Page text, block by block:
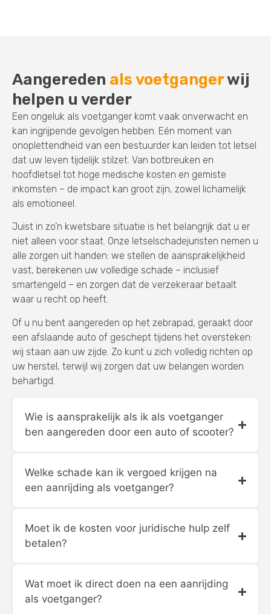
Aangereden als voetgangerwij
helpen u verder
Een ongeluk als voetganger komt vaak onverwacht en
kan ingrijpende gevolgen hebben. Eén moment van
onoplettendheid van een bestuurder kan leiden tot letsel
dat uw leven tijdelijk stilzet. Van botbreuken en
hoofdletsel tot hoge medische kosten en gemiste
inkomsten – de impact kan groot zijn, zowel lichamelijk
als emotioneel.
Juist in zo’n kwetsbare situatie is het belangrijk dat u er
niet alleen voor staat. Onze letselschadejuristen nemen u
alle zorgen uit handen: we stellen de aansprakelijkheid
vast, berekenen uw volledige schade – inclusief
smartengeld – en zorgen dat de verzekeraar betaalt
waar u recht op heeft.
Of u nu bent aangereden op het zebrapad, geraakt door
een afslaande auto of geschept tijdens het oversteken:
wij staan aan uw zijde. Zo kunt u zich volledig richten op
uw herstel, terwijl wij zorgen dat uw belangen worden
behartigd.
Wie is aansprakelijk als ik als voetganger
ben aangereden door een auto of scooter?
Welke schade kan ik vergoed krijgen na
een aanrijding als voetganger?
Moet ik de kosten voor juridische hulp zelf
betalen?
Wat moet ik direct doen na een aanrijding
als voetganger?